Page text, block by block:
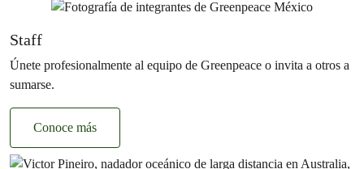
Staff
Únete profesionalmente al equipo de Greenpeace o invita a otros a
sumarse.
Conoce más